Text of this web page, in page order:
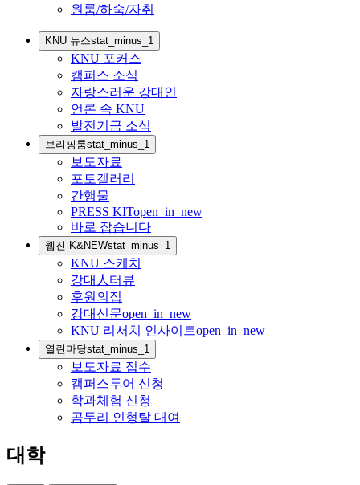
원룸/하숙/자취
KNU 뉴스stat_minus_1
KNU 포커스
캠퍼스 소식
자랑스러운 강대인
언론 속 KNU
발전기금 소식
브리핑룸stat_minus_1
보도자료
포토갤러리
간행물
PRESS KITopen_in_new
바로 잡습니다
웹진 K&NEWstat_minus_1
KNU 스케치
강대人터뷰
후원의집
강대신문open_in_new
KNU 리서치 인사이트open_in_new
열린마당stat_minus_1
보도자료 접수
캠퍼스투어 신청
학과체험 신청
곰두리 인형탈 대여
대학